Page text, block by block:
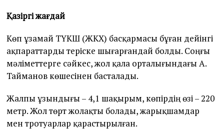
Қазіргі жағдай
Көп ұзамай ТҮКШ (ЖКХ) басқармасы бұған дейінгі
ақпараттарды теріске шығарғандай болды. Соңғы
мәліметтерге сәйкес, жол қала орталығындағы А.
Тайманов көшесінен басталады.
Жалпы ұзындығы – 4,1 шақырым, көпірдің өзі – 220
метр. Жол төрт жолақты болады, жарықшамдар
мен тротуарлар қарастырылған.